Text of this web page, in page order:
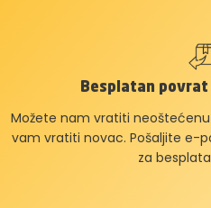
Besplatan
Možete nam vratiti
vam vratiti novac. Pošaljite e-
za